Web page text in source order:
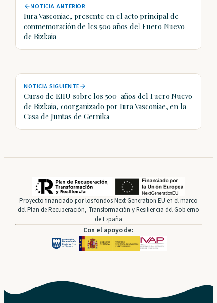
NOTICIA ANTERIOR
Iura Vasconiae, presente en el acto principal de
conmemoración de los 500 años del Fuero Nuevo
de Bizkaia
NOTICIA SIGUIENTE
Curso de EHU sobre los 500 años del Fuero Nuevo
de Bizkaia, coorganizado por Iura Vasconiae, en la
Casa de Juntas de Gernika
Proyecto financiado por los fondos Next Generation EU en el marco
del Plan de Recuperación, Transformación y Resiliencia del Gobierno
de España
Con el apoyo de: